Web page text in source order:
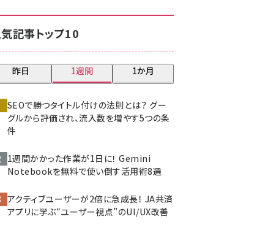
記事トップ10
昨日 1週間 1か月
SEOで勝つタイトル付けの法則とは？ グー
グルから評価され、流入数を増やす5つの条
件
1週間かかった作業が1日に！ Gemini
Notebookを無料で使い倒す活用術8選
アクティブユーザーが2倍に急成長！ JA共済
アプリに学ぶ“ユーザー視点”のUI/UX改善